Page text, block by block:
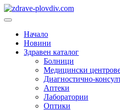
Преминете
към
Основно
Начало
Новини
Здравен каталог
Болници
Медицински
Диагностично-
Аптеки
Лаборатории
Оптики